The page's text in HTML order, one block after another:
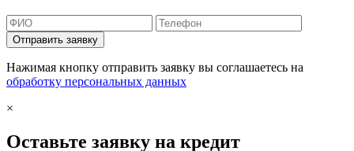
Отправить заявку
Нажимая кнопку отправить заявку вы соглашаетесь на
обработку персональных данных
×
Оставьте заявку на кредит